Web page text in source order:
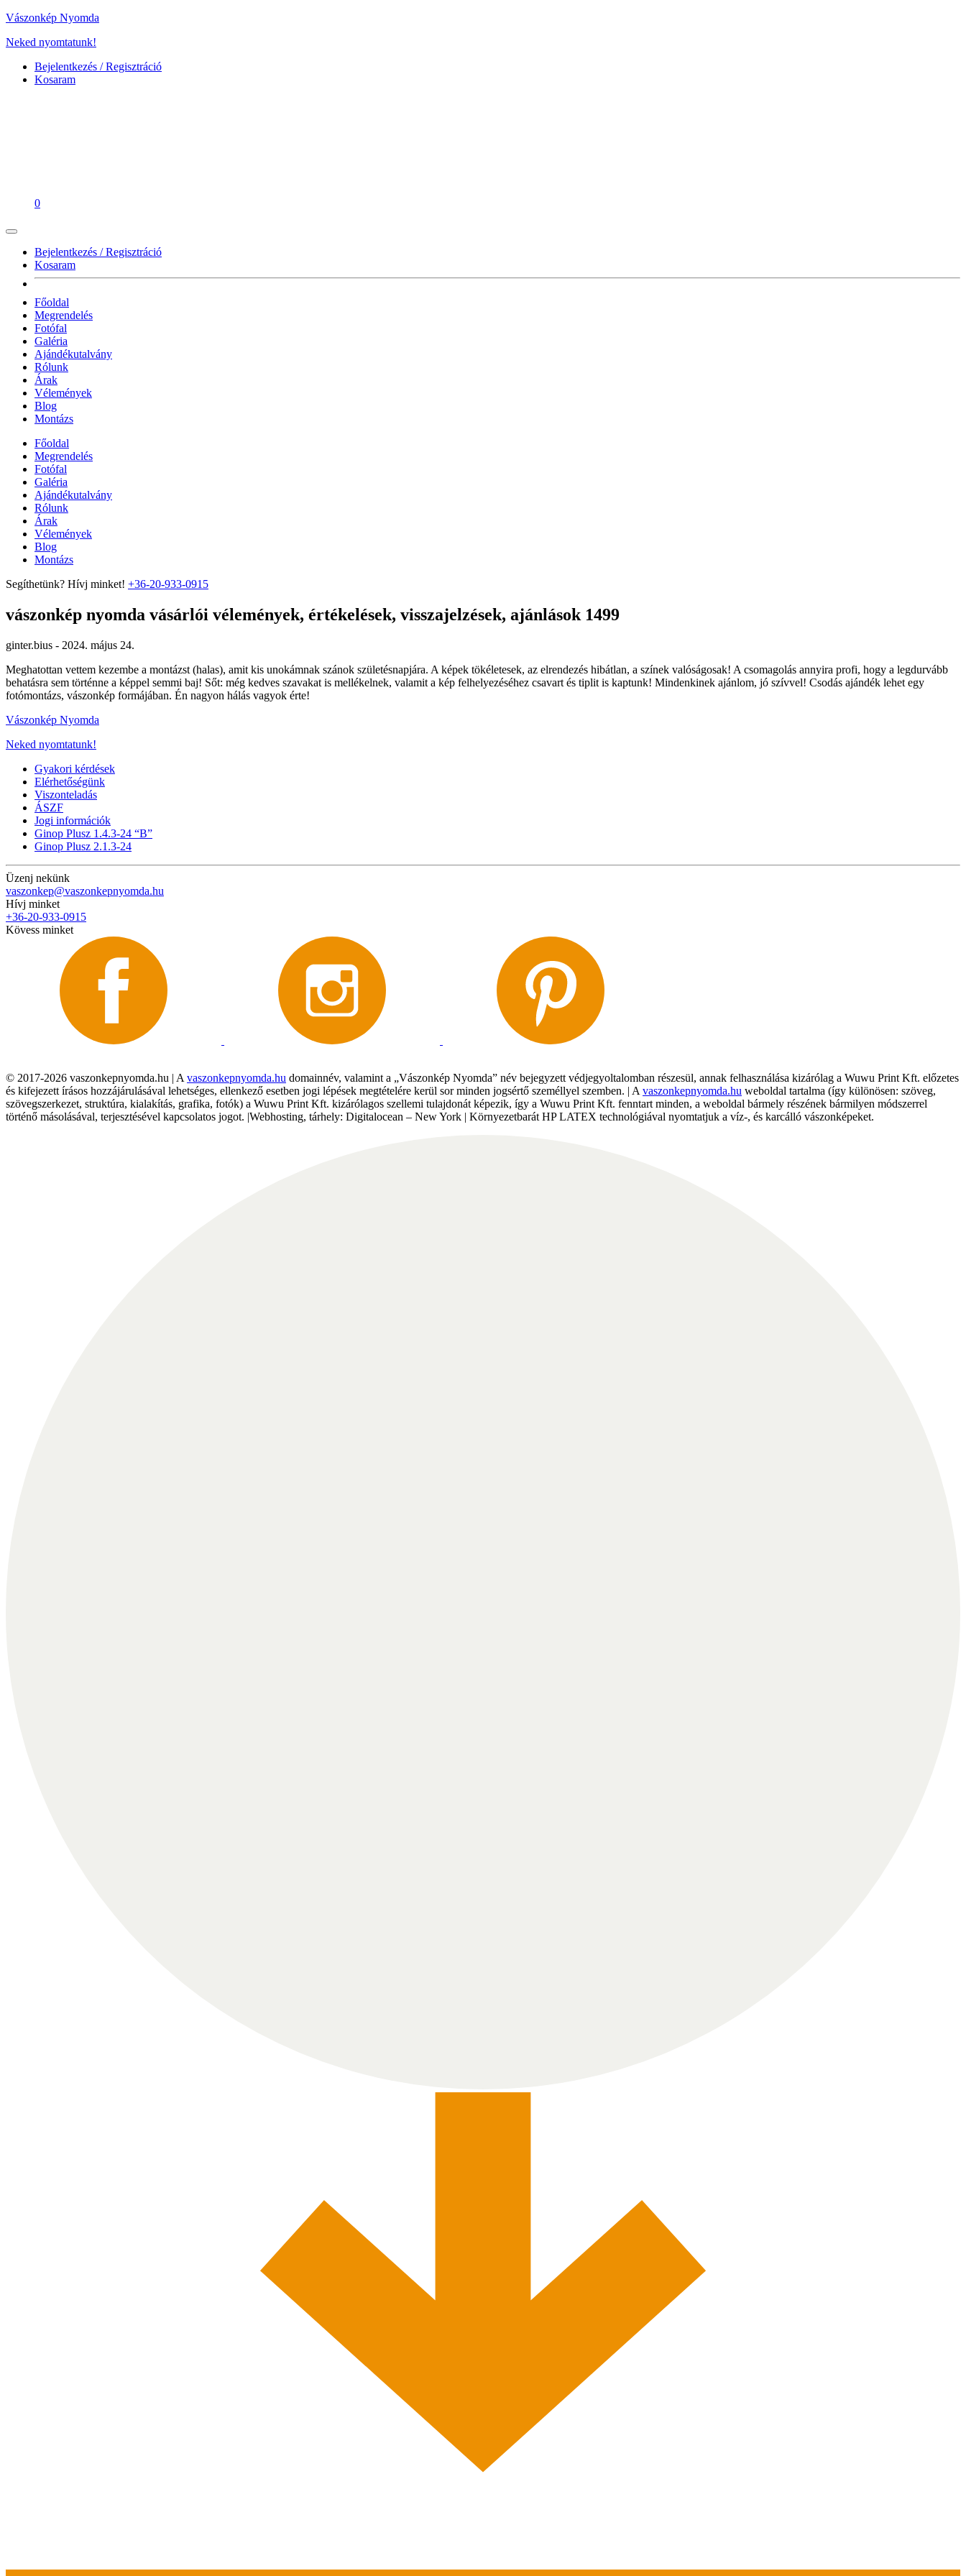
Vászonkép Nyomda
Neked nyomtatunk!
Bejelentkezés / Regisztráció
Kosaram
0
Bejelentkezés / Regisztráció
Kosaram
Főoldal
Megrendelés
Fotófal
Galéria
Ajándékutalvány
Rólunk
Árak
Vélemények
Blog
Montázs
Főoldal
Megrendelés
Fotófal
Galéria
Ajándékutalvány
Rólunk
Árak
Vélemények
Blog
Montázs
Segíthetünk? Hívj minket! +36-20-933-0915
vászonkép nyomda vásárlói vélemények, értékelések, visszajelzések, ajánlások 1499
ginter.bius - 2024. május 24.
Meghatottan vettem kezembe a montázst (halas), amit kis unokámnak szánok születésnapjára. A képek tökéletesek, az elrendezés hibátlan, a színek valóságosak! A csomagolás annyira profi, hogy a legdurvább
behatásra sem történne a képpel semmi baj! Sőt: még kedves szavakat is mellékelnek, valamit a kép felhelyezéséhez csavart és tiplit is kaptunk! Mindenkinek ajánlom, jó szívvel! Csodás ajándék lehet egy
fotómontázs, vászonkép formájában. Én nagyon hálás vagyok érte!
Vászonkép Nyomda
Neked nyomtatunk!
Gyakori kérdések
Elérhetőségünk
Viszonteladás
ÁSZF
Jogi információk
Ginop Plusz 1.4.3-24 “B”
Ginop Plusz 2.1.3-24
Üzenj nekünk
vaszonkep@vaszonkepnyomda.hu
Hívj minket
+36-20-933-0915
Kövess minket
© 2017-2026 vaszonkepnyomda.hu | A vaszonkepnyomda.hu domainnév, valamint a „Vászonkép Nyomda” név bejegyzett védjegyoltalomban részesül, annak felhasználása kizárólag a Wuwu Print Kft. előzetes
és kifejezett írásos hozzájárulásával lehetséges, ellenkező esetben jogi lépések megtételére kerül sor minden jogsértő személlyel szemben. | A vaszonkepnyomda.hu weboldal tartalma (így különösen: szöveg,
szövegszerkezet, struktúra, kialakítás, grafika, fotók) a Wuwu Print Kft. kizárólagos szellemi tulajdonát képezik, így a Wuwu Print Kft. fenntart minden, a weboldal bármely részének bármilyen módszerrel
történő másolásával, terjesztésével kapcsolatos jogot. |Webhosting, tárhely: Digitalocean – New York | Környezetbarát HP LATEX technológiával nyomtatjuk a víz-, és karcálló vászonképeket.